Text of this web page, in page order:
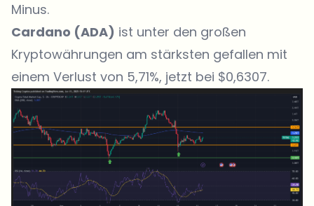
Minus.
Cardano (ADA) ist unter den großen
Kryptowährungen am stärksten gefallen mit
einem Verlust von 5,71%, jetzt bei $0,6307.